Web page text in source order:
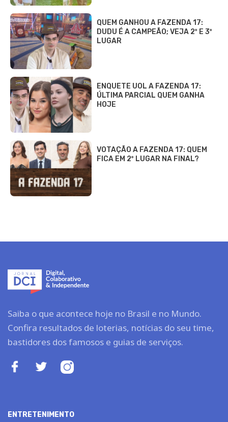
QUEM GANHOU A FAZENDA 17:
DUDU É A CAMPEÃO; VEJA 2º E 3º
LUGAR
ENQUETE UOL A FAZENDA 17:
ÚLTIMA PARCIAL QUEM GANHA
HOJE
VOTAÇÃO A FAZENDA 17: QUEM
FICA EM 2º LUGAR NA FINAL?
Saiba o que acontece hoje no Brasil e no Mundo.
Confira resultados de loterias, notícias do seu time,
bastidores dos famosos e guias de serviços.
ENTRETENIMENTO